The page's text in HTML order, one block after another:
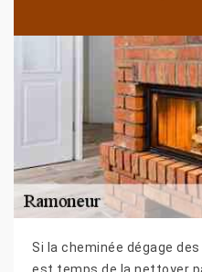
Si la cheminée dégage